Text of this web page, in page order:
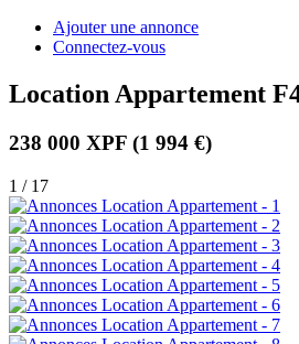
Ajouter une annonce
Connectez-vous
Location Appartement
238 000 XPF (1 994 €)
1 / 17